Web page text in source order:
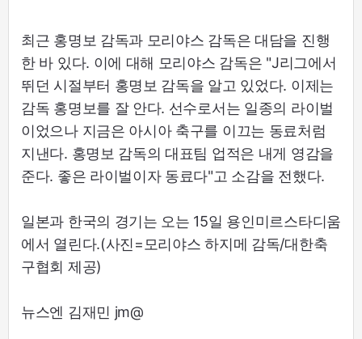
최근 홍명보 감독과 모리야스 감독은 대담을 진행
한 바 있다. 이에 대해 모리야스 감독은 "J리그에서
뛰던 시절부터 홍명보 감독을 알고 있었다. 이제는
감독 홍명보를 잘 안다. 선수로서는 일종의 라이벌
이었으나 지금은 아시아 축구를 이끄는 동료처럼
지낸다. 홍명보 감독의 대표팀 업적은 내게 영감을
준다. 좋은 라이벌이자 동료다"고 소감을 전했다.
일본과 한국의 경기는 오는 15일 용인미르스타디움
에서 열린다.(사진=모리야스 하지메 감독/대한축
구협회 제공)
뉴스엔 김재민 jm@